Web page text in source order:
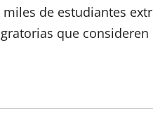
de estudiantes
que